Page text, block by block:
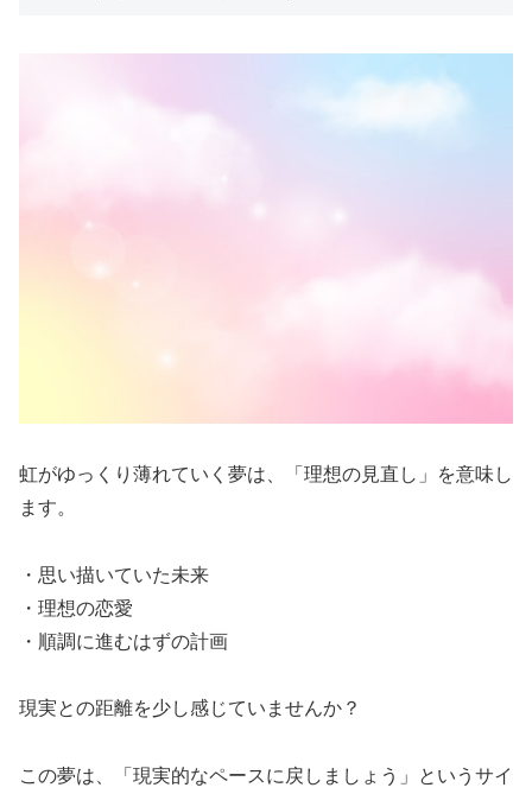
虹がゆっくり薄れていく夢は、「理想の見直し」を意味し
ます。
・思い描いていた未来
・理想の恋愛
・順調に進むはずの計画
現実との距離を少し感じていませんか？
この夢は、「現実的なペースに戻しましょう」というサイ